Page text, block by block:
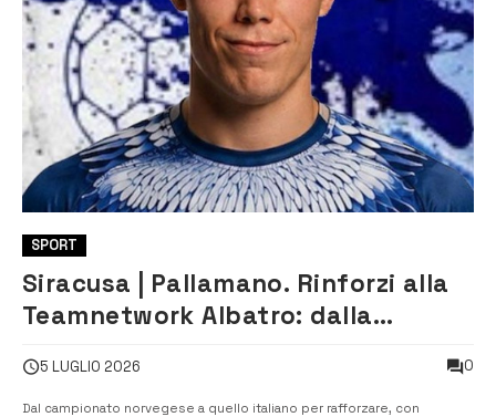
SPORT
Siracusa | Pallamano. Rinforzi alla
Teamnetwork Albatro: dalla
Lorentzen
5 LUGLIO 2026 0
Dal campionato norvegese a quello italiano per rafforzare, con